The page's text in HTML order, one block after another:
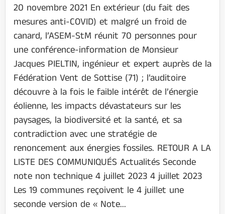
20 novembre 2021 En extérieur (du fait des
mesures anti-COVID) et malgré un froid de
canard, l’ASEM-StM réunit 70 personnes pour
une conférence-information de Monsieur
Jacques PIELTIN, ingénieur et expert auprès de la
Fédération Vent de Sottise (71) ; l’auditoire
découvre à la fois le faible intérêt de l’énergie
éolienne, les impacts dévastateurs sur les
paysages, la biodiversité et la santé, et sa
contradiction avec une stratégie de
renoncement aux énergies fossiles. RETOUR A LA
LISTE DES COMMUNIQUÉS Actualités Seconde
note non technique 4 juillet 2023 4 juillet 2023
Les 19 communes reçoivent le 4 juillet une
seconde version de « Note...